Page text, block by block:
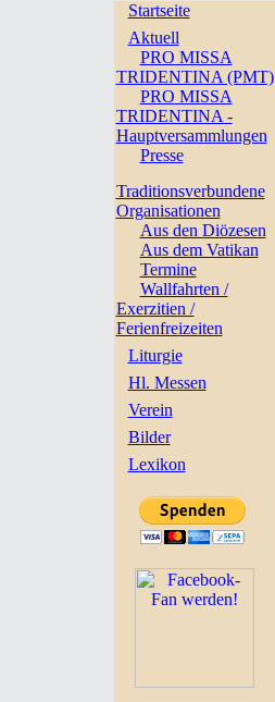
Startseite
Aktuell
PRO MISSA
TRIDENTINA (PMT)
PRO MISSA
TRIDENTINA -
Hauptversammlungen
Presse
Traditionsverbundene
Organisationen
Aus den Diözesen
Aus dem Vatikan
Termine
Wallfahrten /
Exerzitien /
Ferienfreizeiten
Liturgie
Hl. Messen
Verein
Bilder
Lexikon